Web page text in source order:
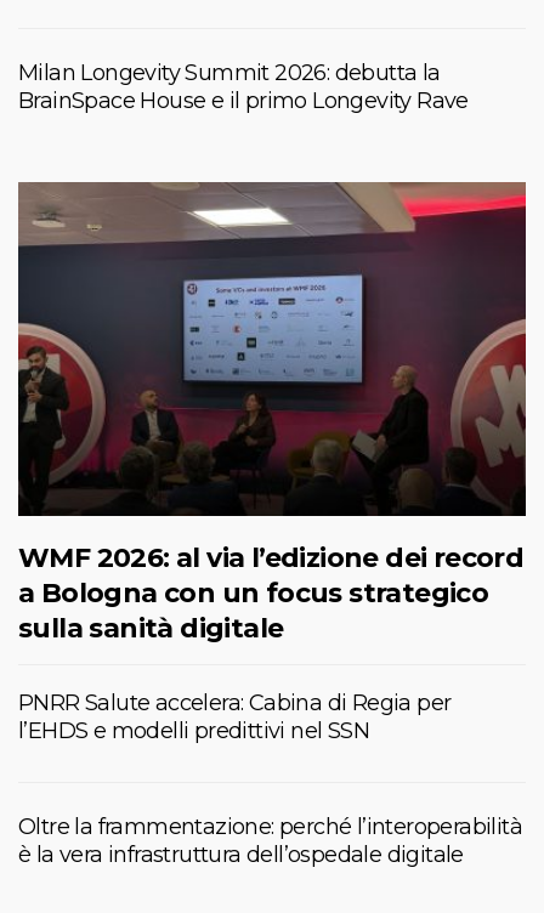
Milan Longevity Summit 2026: debutta la
BrainSpace House e il primo Longevity Rave
WMF 2026: al via l’edizione dei record
a Bologna con un focus strategico
sulla sanità digitale
PNRR Salute accelera: Cabina di Regia per
l’EHDS e modelli predittivi nel SSN
Oltre la frammentazione: perché l’interoperabilità
è la vera infrastruttura dell’ospedale digitale